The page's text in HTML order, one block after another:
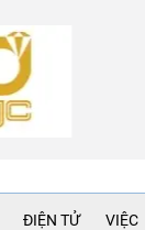
ĐIỆN TỬ VIỆC